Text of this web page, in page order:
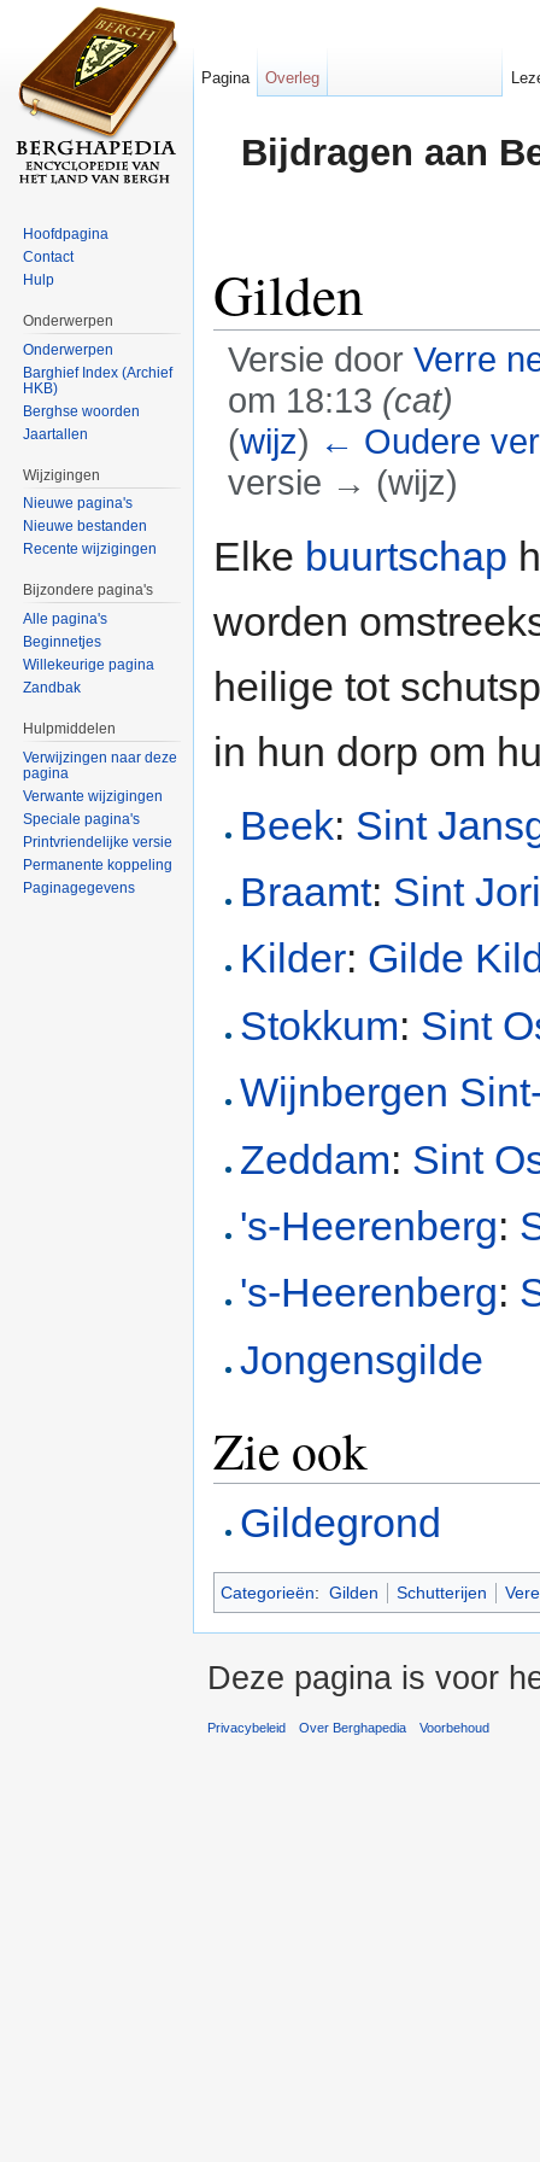
Bijdragen aan
Gilden
Versie door Verre
om 18:13 (cat)
(wijz) ← Oudere
versie → (wijz)
Elke buurtschap
worden
heilige tot
in hun dorp om
Beek: Sint
Braamt: Sint
Kilder: Gilde
Stokkum: Sint
Wijnbergen
Zeddam: Sint
's-Heerenberg:
's-Heerenberg:
Jongensgilde
Zie ook
Gildegrond
Categorieën: Gilden Schutterijen
Pagina Overleg
Hoofdpagina
Contact
Hulp
Onderwerpen
Onderwerpen
Barghief Index (Archief
HKB)
Berghse woorden
Jaartallen
Wijzigingen
Nieuwe pagina's
Nieuwe bestanden
Recente wijzigingen
Bijzondere pagina's
Alle pagina's
Beginnetjes
Willekeurige pagina
Zandbak
Hulpmiddelen
Verwijzingen naar deze
pagina
Verwante wijzigingen
Speciale pagina's
Printvriendelijke versie
Permanente koppeling
Paginagegevens
Deze pagina is voor
Privacybeleid Over Berghapedia Voorbehoud